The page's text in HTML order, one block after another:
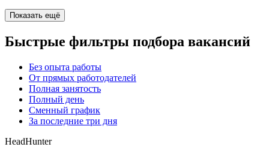
Показать ещё
Быстрые фильтры подбора вакансий
Без опыта работы
От прямых работодателей
Полная занятость
Полный день
Сменный график
За последние три дня
HeadHunter